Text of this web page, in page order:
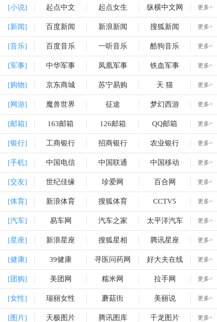
[小说] 起点中文 起点女生 纵横中文网 更多>
[新闻] 百度新闻 新浪新闻 搜狐新闻 更多>
[音乐] 百度音乐 一听音乐 酷狗音乐 更多>
[军事] 中华军事 凤凰军事 铁血军事 更多>
[购物] 京东商城 苏宁易购 天 猫 更多>
[网游] 魔兽世界 征途 梦幻西游 更多>
[邮箱] 163邮箱 126邮箱 QQ邮箱 更多>
[银行] 工商银行 招商银行 农业银行 更多>
[手机] 中国电信 中国联通 中国移动 更多>
[交友] 世纪佳缘 珍爱网 百合网 更多>
[体育] 新浪体育 搜狐体育 CCTV5 更多>
[汽车] 易车网 汽车之家 太平洋汽车 更多>
[星座] 新浪星座 搜狐星相 腾讯星座 更多>
[健康] 39健康 寻医问药网 好大夫在线 更多>
[团购] 美团网 糯米网 拉手网 更多>
[女性] 瑞丽女性 蘑菇街 美丽说 更多>
[图片] 天极图片 腾讯图库 千龙图片 更多>